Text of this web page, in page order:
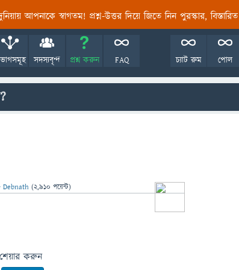
আপনাকে স্বাগতম! প্রশ্ন-উত্তর দিয়ে জিতে নিন পুরস্কার, বিস্তারিত
সদস্যবৃন্দ প্রশ্ন করুন FAQ পোল
চ্যাট রুম
Debnath (2,910 পয়েন্ট)
শেয়ার করুন